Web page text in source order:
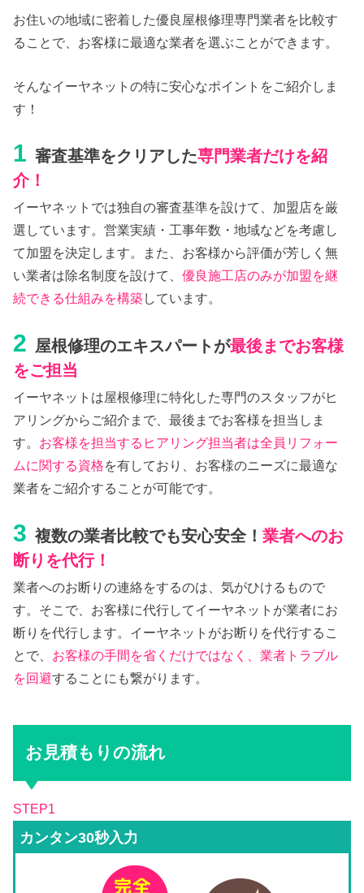
お住いの地域に密着した優良屋根修理専門業者を比較す
ることで、お客様に最適な業者を選ぶことができます。
そんなイーヤネットの特に安心なポイントをご紹介しま
す！
1 審査基準をクリアした専門業者だけを紹
介！
イーヤネットでは独自の審査基準を設けて、加盟店を厳
選しています。営業実績・工事年数・地域などを考慮し
て加盟を決定します。また、お客様から評価が芳しく無
い業者は除名制度を設けて、優良施工店のみが加盟を継
続できる仕組みを構築しています。
2 屋根修理のエキスパートが最後までお客様
をご担当
イーヤネットは屋根修理に特化した専門のスタッフがヒ
アリングからご紹介まで、最後までお客様を担当しま
す。 お客様を担当するヒアリング担当者は全員リフォー
ムに関する資格を有しており、お客様のニーズに最適な
業者をご紹介することが可能です。
3 複数の業者比較でも安心安全！業者へのお
断りを代行！
業者へのお断りの連絡をするのは、気がひけるもので
す。そこで、お客様に代行してイーヤネットが業者にお
断りを代行します。イーヤネットがお断りを代行するこ
とで、 お客様の手間を省くだけではなく、業者トラブル
を回避することにも繋がります。
お見積もりの流れ
STEP1
カンタン30秒入力